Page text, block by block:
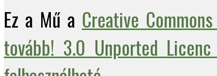
Ez a Mű a Creative
tovább! 3.0 Unported